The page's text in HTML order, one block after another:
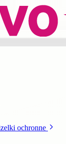
ochronne